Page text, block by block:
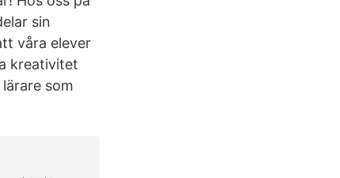
sin
våra elever
kreativitet
som